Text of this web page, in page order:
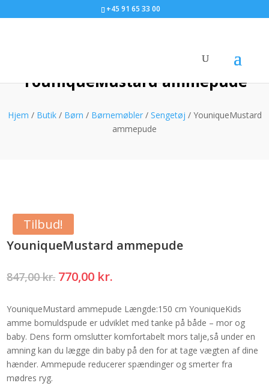
+45 91 65 33 00
YouniqueMustard ammepude
Hjem / Butik/ Børn / Børnemøbler/ Sengetøj / YouniqueMustard
ammepude
Tilbud!
YouniqueMustard ammepude
847,00kr. Den
pris
var:
847,00 kr..
770,00 kr.
pris
er:
770,00 kr..
YouniqueMustard ammepude Længde:150 cm YouniqueKids
amme bomuldspude er udviklet med tanke på både – mor og
baby. Dens form omslutter komfortabelt mors talje,så under en
amning kan du lægge din baby på den for at tage vægten af dine
hænder. Ammepude reducerer spændinger og smerter fra
mødres ryg.